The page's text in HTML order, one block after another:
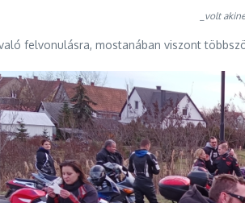
_volt
felvonulásra, mostanában viszont